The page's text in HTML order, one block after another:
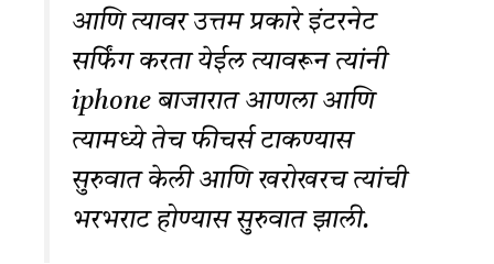
आणि त्यावर उत्तम प्रकारे इंटरनेट
सर्फिंग करता येईल त्यावरून त्यांनी
iphone बाजारात आणला आणि
त्यामध्ये तेच फीचर्स टाकण्यास
सुरुवात केली आणि खरोखरच त्यांची
भरभराट होण्यास सुरुवात झाली.